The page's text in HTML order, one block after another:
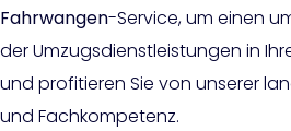
Fahrwangen-Service, um einen
der Umzugsdienstleistungen in
und profitieren Sie von unserer
und Fachkompetenz.